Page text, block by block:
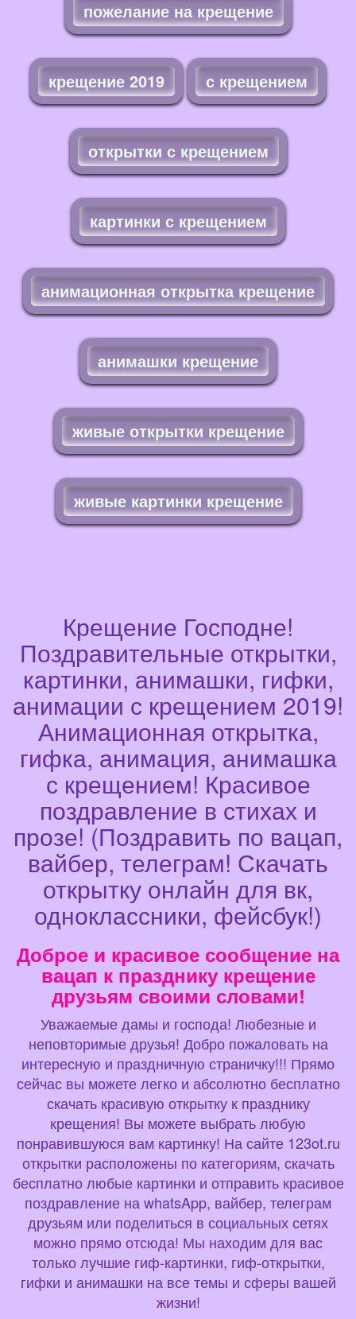
пожелание на крещение
крещение 2019 с крещением
открытки с крещением
картинки с крещением
анимационная открытка крещение
анимашки крещение
живые открытки крещение
живые картинки крещение
Крещение Господне!
Поздравительные открытки,
картинки, анимашки, гифки,
анимации с крещением 2019!
Анимационная открытка,
гифка, анимация, анимашка
с крещением! Красивое
поздравление в стихах и
прозе! (Поздравить по вацап,
вайбер, телеграм! Скачать
открытку онлайн для вк,
одноклассники, фейсбук!)
Доброе и красивое сообщение на
вацап к празднику крещение
друзьям своими словами!
Уважаемые дамы и господа! Любезные и
неповторимые друзья! Добро пожаловать на
интересную и праздничную страничку!!! Прямо
сейчас вы можете легко и абсолютно бесплатно
скачать красивую открытку к празднику
крещения! Вы можете выбрать любую
понравившуюся вам картинку! На сайте 123ot.ru
открытки расположены по категориям, скачать
бесплатно любые картинки и отправить красивое
поздравление на whatsApp, вайбер, телеграм
друзьям или поделиться в социальных сетях
можно прямо отсюда! Мы находим для вас
только лучшие гиф-картинки, гиф-открытки,
гифки и анимашки на все темы и сферы вашей
жизни!